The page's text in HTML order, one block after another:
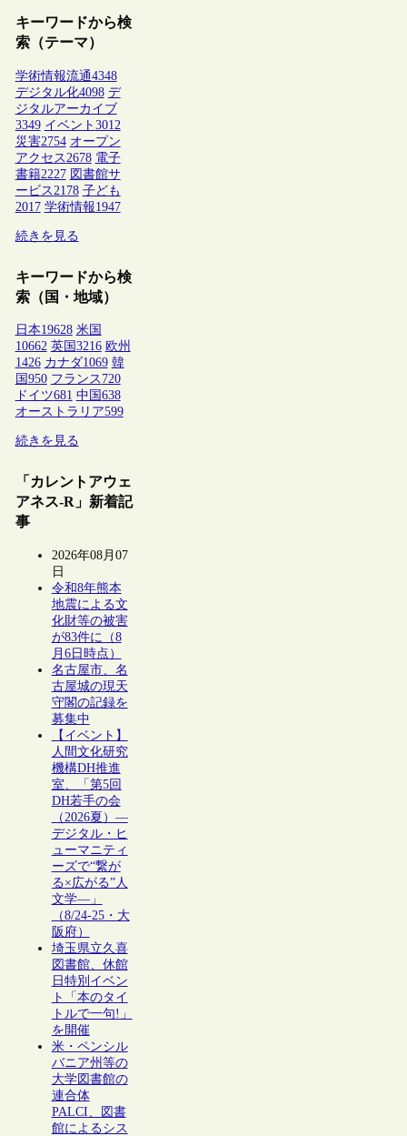
キーワードから検
索（テーマ）
学術情報流通4348
デジタル化4098 デ
ジタルアーカイブ
3349 イベント 3012
災害2754 オープン
アクセス 2678 電子
書籍2227 図書館サ
ービス 2178 子ども
2017 学術情報1947
続きを見る
キーワードから検
索（国・地域）
日本19628 米国
10662 英国 3216 欧州
1426 カナダ1069 韓
国 950 フランス 720
ドイツ681 中国 638
オーストラリア599
続きを見る
「カレントアウェ
アネス-R」新着記
事
2026年08月07
日
令和8年熊本
地震による文
化財等の被害
が83件に（8
月6日時点）
名古屋市、名
古屋城の現天
守閣の記録を
募集中
【イベント】
人間文化研究
機構DH推進
室、「第5回
DH若手の会
（2026夏）―
デジタル・ヒ
ューマニティ
ーズで“繋が
る×広がる”人
文学―」
（8/24-25・大
阪府）
埼玉県立久喜
図書館、休館
日特別イベン
ト「本のタイ
トルで一句!」
を開催
米・ペンシル
バニア州等の
大学図書館の
連合体
PALCI、図書
館によるシス